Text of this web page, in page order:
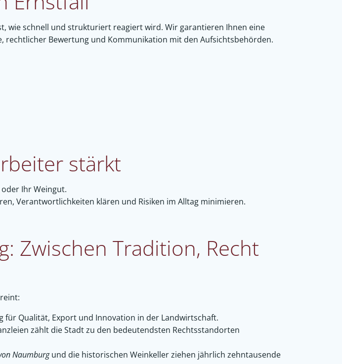
wie schnell und strukturiert reagiert wird. Wir garantieren Ihnen eine
rechtlicher Bewertung und Kommunikation mit den Aufsichtsbehörden.
stärkt
Ihr Weingut.
Verantwortlichkeiten klären und Risiken im Alltag minimieren.
Zwischen Tradition, Recht
für Qualität, Export und Innovation in der Landwirtschaft.
zählt die Stadt zu den bedeutendsten Rechtsstandorten
Naumburgund die historischen Weinkeller ziehen jährlich zehntausende